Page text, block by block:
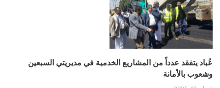
عُباد يتفقد عدداً من المشاريع الخدمية في مديريتي السبعين
وشعوب بالأمانة